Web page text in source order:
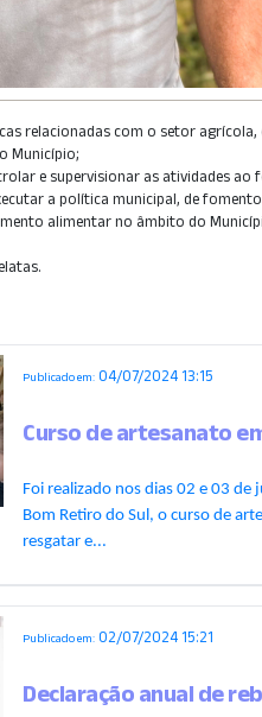
relacionadas com o setor
Município;
e supervisionar as atividades ao
a política municipal, de
alimentar no âmbito do
Publicado em: 04/07/2024 13:15
Curso de artesanato
Foi realizado nos dias 02 e 03
Bom Retiro do Sul, o curso de
resgatar e...
Publicado em: 02/07/2024 15:21
Declaração anual de